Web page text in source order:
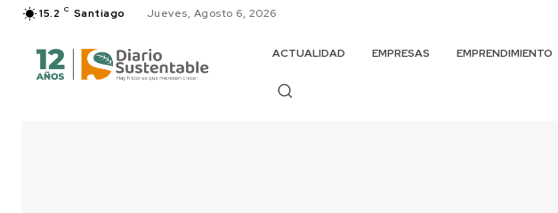
15.2 C Santiago Jueves, Agosto 6, 2026
ACTUALIDAD EMPRESAS EMPRENDIMIENTO